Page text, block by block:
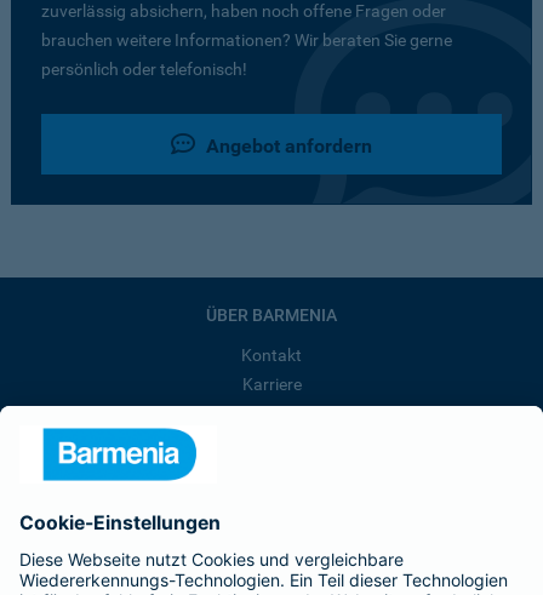
zuverlässig absichern, haben noch offene Fragen oder
brauchen weitere Informationen? Wir beraten Sie gerne
persönlich oder telefonisch!
Angebot anfordern
ÜBER BARMENIA
Kontakt
Karriere
Barmenia ist Teil der BarmeniaGothaer
BELIEBTE SEITEN